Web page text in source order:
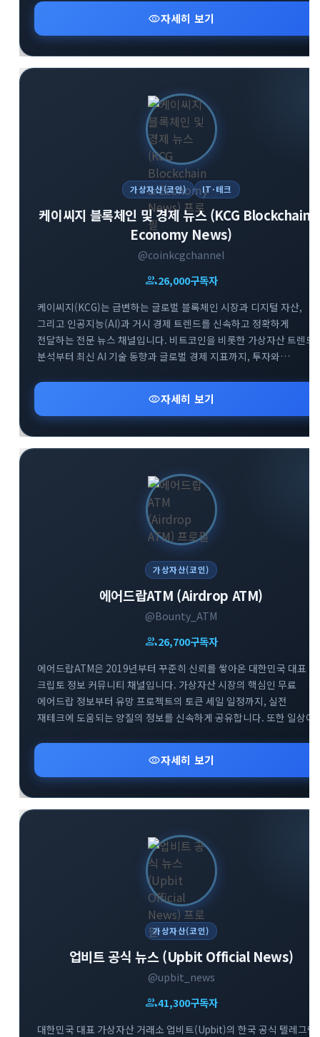
투자 인사이트를 넓혀보세요.visibility자세히 보기
가상자산(코인) IT·테크
케이씨지 블록체인 및 경제 뉴스 (KCG Blockchain
Economy News)
@coinkcgchannel
group26,000구독자
케이씨지(KCG)는 급변하는 글로벌 블록체인 시장과 디지털 자산,
그리고 인공지능(AI)과 거시 경제 트렌드를 신속하고 정확하게
전달하는 전문 뉴스 채널입니다. 비트코인을 비롯한 가상자산 트렌드
분석부터 최신 AI 기술 동향과 글로벌 경제 지표까지, 투자와
구성원들과 실시간으로 유익한 인사이트를 공유하고 있습니다.
변화하는 미래 기술과 금융 시장의 흐름을 가장 먼저 파악하고
성공적인 투자 전략을 수립해 보세요.
visibility자세히 보기
가상자산(코인)
에어드랍ATM (Airdrop ATM)
@Bounty_ATM
group26,700구독자
에어드랍ATM은 2019년부터 꾸준히 신뢰를 쌓아온 대한민국 대표
크립토 정보 커뮤니티 채널입니다. 가상자산 시장의 핵심인 무료
에어드랍 정보부터 유망 프로젝트의 토큰 세일 일정까지, 실전
재테크에 도움되는 양질의 정보를 신속하게 공유합니다. 또한 일상에
visibility자세히 보기
가상자산(코인)
업비트 공식 뉴스 (Upbit Official News)
@upbit_news
group41,300구독자
대한민국 대표 가상자산 거래소 업비트(Upbit)의 한국 공식 텔레그램